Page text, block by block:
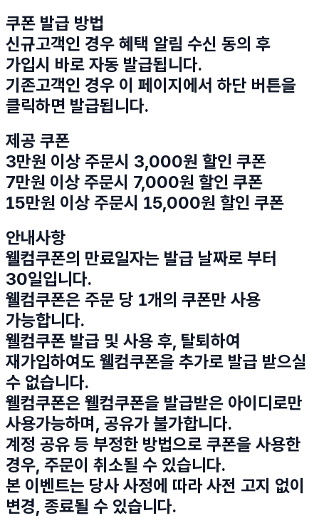
쿠폰 발급 방법
신규고객인 경우 혜택 알림 수신 동의 후
가입시 바로 자동 발급됩니다.
기존고객인 경우 이 페이지에서 하단 버튼을
클릭하면 발급됩니다.
제공 쿠폰
3만원 이상 주문시 3,000원 할인 쿠폰
7만원 이상 주문시 7,000원 할인 쿠폰
15만원 이상 주문시 15,000원 할인 쿠폰
안내사항
웰컴쿠폰의 만료일자는 발급 날짜로 부터
30일입니다.
웰컴쿠폰은 주문 당 1개의 쿠폰만 사용
가능합니다.
웰컴쿠폰 발급 및 사용 후, 탈퇴하여
재가입하여도 웰컴쿠폰을 추가로 발급 받으실
수 없습니다.
웰컴쿠폰은 웰컴쿠폰을 발급받은 아이디로만
사용가능하며, 공유가 불가합니다.
계정 공유 등 부정한 방법으로 쿠폰을 사용한
경우, 주문이 취소될 수 있습니다.
본 이벤트는 당사 사정에 따라 사전 고지 없이
변경, 종료될 수 있습니다.